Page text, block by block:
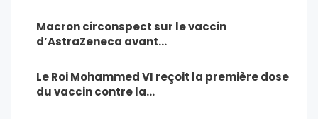
Macron circonspect sur le vaccin
d’AstraZeneca avant…
Le Roi Mohammed VI reçoit la première dose
du vaccin contre la…